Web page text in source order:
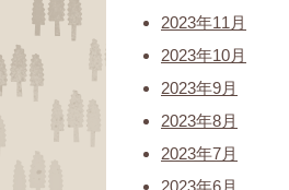
2023年11月
2023年10月
2023年9月
2023年8月
2023年7月
2023年6月